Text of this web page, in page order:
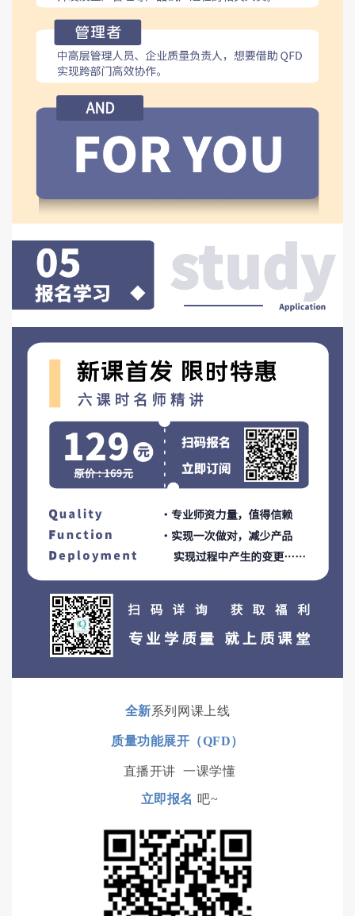
全新系列网课上线
质量功能展开（QFD）
直播开讲 一课学懂
立即报名 吧~